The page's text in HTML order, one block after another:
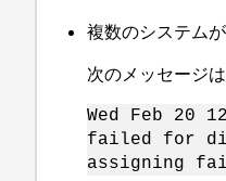
複数のシステム
次のメッセージ
Wed Feb 20
failed for
assigning